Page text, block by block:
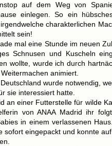
auf dem Weg von
einlegen. So ein
charakterlichen
sein!
mal eine Stunde im neuen
Schnusen und Kuscheln
wollte, wurde ich durch
animiert.
wurde notwendig,
sie interessiert hatte.
an einer Futterstelle für wilde
von ANAA Madrid ihr
in einem verlassenen
sofort eingepackt und konnte